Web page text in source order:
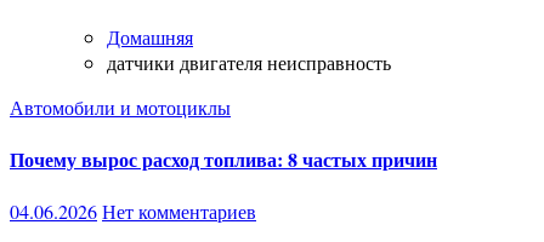
Домашняя
датчики двигателя неисправность
Автомобили и мотоциклы
Почему вырос расход топлива: 8 частых причин
04.06.2026Нет комментариев